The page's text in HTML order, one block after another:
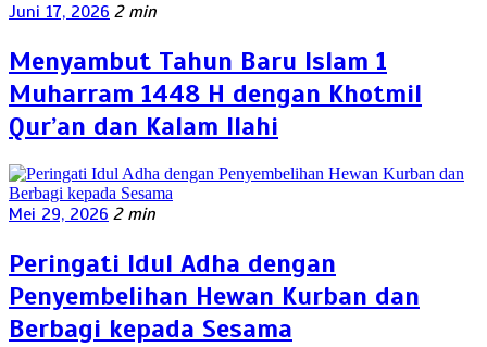
Juni 17, 2026 2 min
Menyambut Tahun Baru Islam 1
Muharram 1448 H dengan Khotmil
Qur’an dan Kalam Ilahi
Mei 29, 2026 2 min
Peringati Idul Adha dengan
Penyembelihan Hewan Kurban dan
Berbagi kepada Sesama